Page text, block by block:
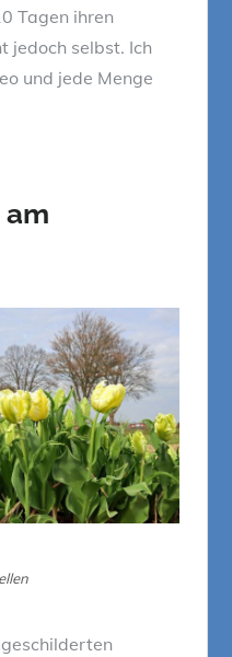
Tagen ihren
jedoch selbst. Ich
und jede Menge
am